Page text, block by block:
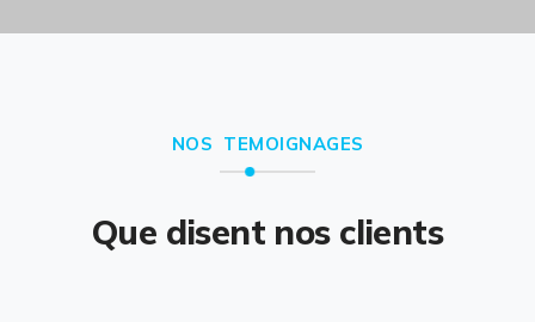
NOS TEMOIGNAGES
Que disent nos clients